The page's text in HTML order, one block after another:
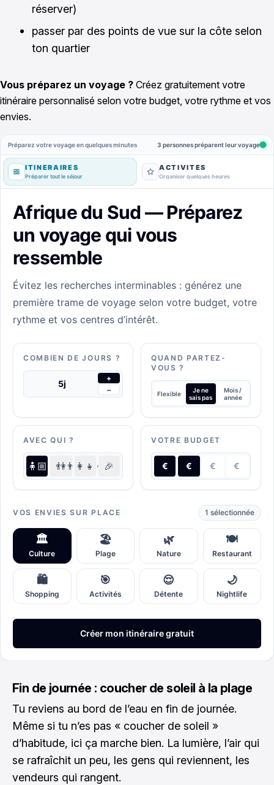
réserver)
passer par des points de vue sur la côte selon
ton quartier
Vous préparez un voyage ? Créez gratuitement votre
itinéraire personnalisé selon votre budget, votre rythme et vos
envies.
Fin de journée : coucher de soleil à la plage
Tu reviens au bord de l’eau en fin de journée.
Même si tu n’es pas « coucher de soleil »
d’habitude, ici ça marche bien. La lumière, l’air qui
se rafraîchit un peu, les gens qui reviennent, les
vendeurs qui rangent.